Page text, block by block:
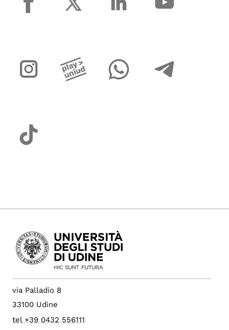
via Palladio 8
33100 Udine
tel +39 0432 556111